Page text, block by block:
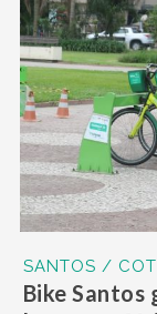
SANTOS /
Bike Santos